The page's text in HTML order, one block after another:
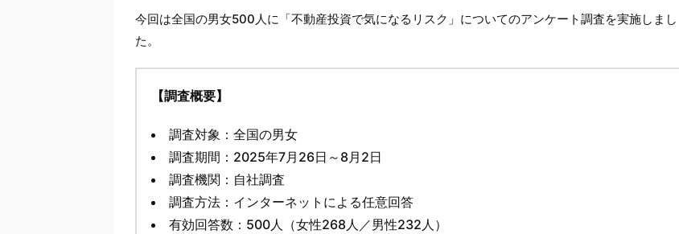
今回は全国の男女500人に「不動産投資で気になるリスク」についてのアンケート調査を実施しまし
た。
【調査概要】
調査対象：全国の男女
調査期間：2025年7月26日～8月2日
調査機関：自社調査
調査方法：インターネットによる任意回答
有効回答数：500人（女性268人／男性232人）